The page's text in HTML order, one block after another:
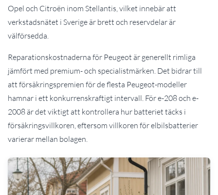
Opel och Citroën inom Stellantis, vilket innebär att
verkstadsnätet i Sverige är brett och reservdelar är
välförsedda.
Reparationskostnaderna för Peugeot är generellt rimliga
jämfört med premium- och specialistmärken. Det bidrar till
att försäkringspremien för de flesta Peugeot-modeller
hamnar i ett konkurrenskraftigt intervall. För e-208 och e-
2008 är det viktigt att kontrollera hur batteriet täcks i
försäkringsvillkoren, eftersom villkoren för elbilsbatterier
varierar mellan bolagen.